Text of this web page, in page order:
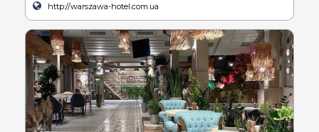
http://warszawa-hotel.com.ua